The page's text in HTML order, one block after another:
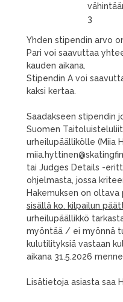
3
Yhden stipendin arvo
Pari voi saavuttaa
kauden aikana.
Stipendin A voi
kaksi kertaa.
Saadakseen stipendin
Suomen
urheilupäällikölle (Miia
tai Judges Details -
ohjelmasta, jossa
Hakemuksen on oltava
sisällä ko. kilpailun
urheilupäällikkö
myöntää / ei myönnä
kulutilityksiä vastaan
aikana 31.5.2026
Lisätietoja asiasta saa